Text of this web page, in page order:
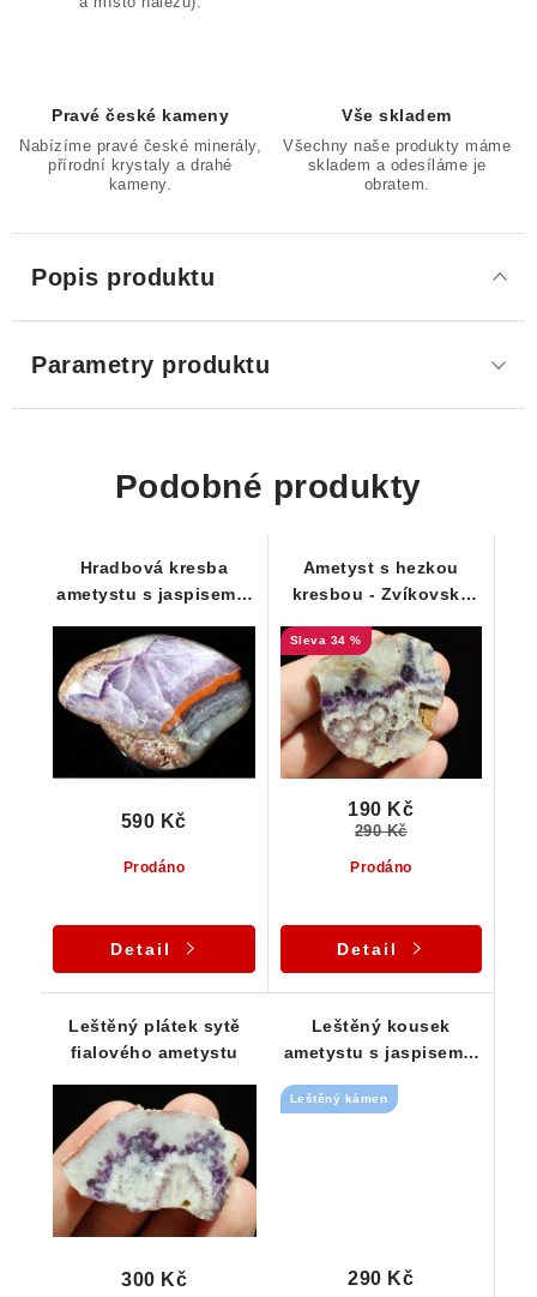
Pravé české kameny
Nabízíme pravé české minerály,
přírodní krystaly a drahé
kameny.
Vše skladem
Všechny naše produkty máme
skladem a odesíláme je
obratem.
Popis produktu
Parametry produktu
Podobné produkty
Hradbová kresba
ametystu s jaspisem a
Prodáno
590 Kč
Detail
Ametyst s hezkou
kresbou - Zvíkovské
34 %
Prodáno
190 Kč
290 Kč
Detail
Leštěný plátek sytě
fialového ametystu
300 Kč
Leštěný kousek
ametystu s jaspisem a
Leštěný kámen
290 Kč